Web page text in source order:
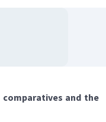
and the